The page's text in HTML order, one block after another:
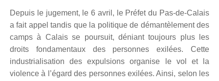
Depuis le jugement, le 6 avril, le Préfet du Pas-de-Calais
a fait appel tandis que la politique de démantèlement des
camps à Calais se poursuit, déniant toujours plus les
droits fondamentaux des personnes exilées. Cette
industrialisation des expulsions organise le vol et la
violence à l’égard des personnes exilées. Ainsi, selon les